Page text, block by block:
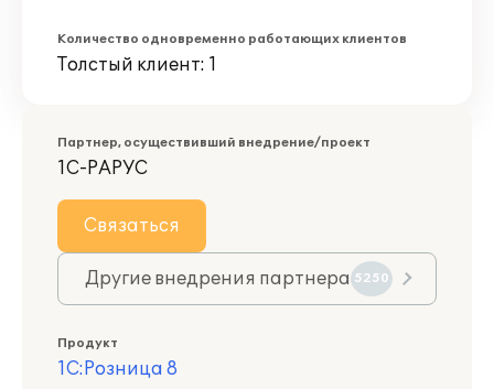
Количество одновременно работающих клиентов
Толстый клиент: 1
Партнер, осуществивший внедрение/проект
1С-РАРУС
Связаться
Другие внедрения партнера 5250
Продукт
1С:Розница 8